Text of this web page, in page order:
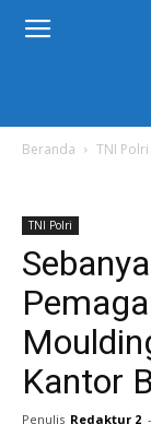
KORAN
Beranda TNI Polri
TNI Polri
Kantor
Penulis Redaktur 2 -